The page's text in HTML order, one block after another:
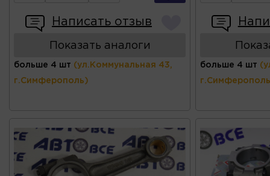
Написать отзыв
Показать аналоги
больше 4 шт (ул.Коммунальная 43,
г.Симферополь)
больше 4 шт